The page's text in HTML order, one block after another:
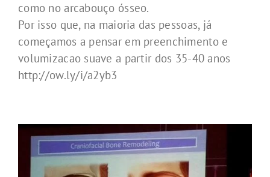
como no arcabouço ósseo.
Por isso que, na maioria das pessoas, já
começamos a pensar em preenchimento e
volumizacao suave a partir dos 35-40 anos
http://ow.ly/i/a2yb3